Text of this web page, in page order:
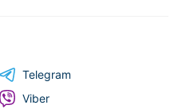
Telegram
Viber